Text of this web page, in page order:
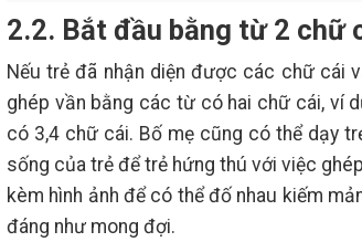
2.2. Bắt đầu bằng từ 2 chữ
Nếu trẻ đã nhận diện được các chữ cái
ghép vần bằng các từ có hai chữ cái, ví
có 3,4 chữ cái. Bố mẹ cũng có thể dạy
sống của trẻ để trẻ hứng thú với việc
kèm hình ảnh để có thể đố nhau kiếm
đáng như mong đợi.